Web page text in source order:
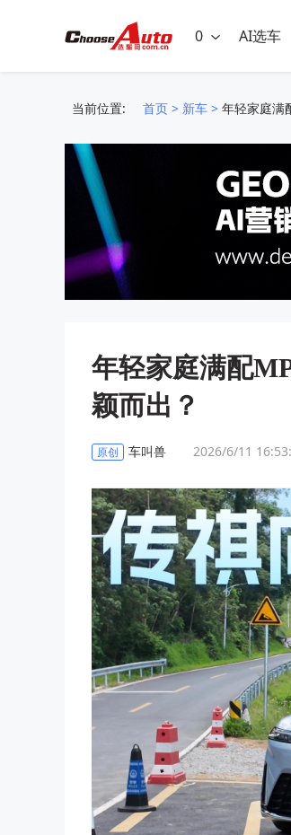
0 AI选车
当前位置: 首页 > 新车 > 年轻家庭满
年轻家庭满配
颖而出？
原创 车叫兽 2026/6/11